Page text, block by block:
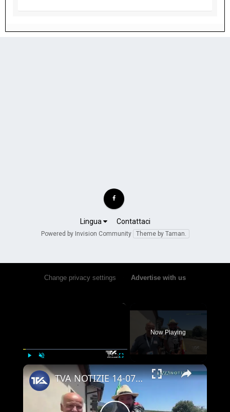
Lingua Contattaci
Powered by Invision Community Theme by Taman.
Change privacy settings Advertise with us
×
Unmute Fullscreen
Now Playing
×
TVA NOTIZIE 14-07-25